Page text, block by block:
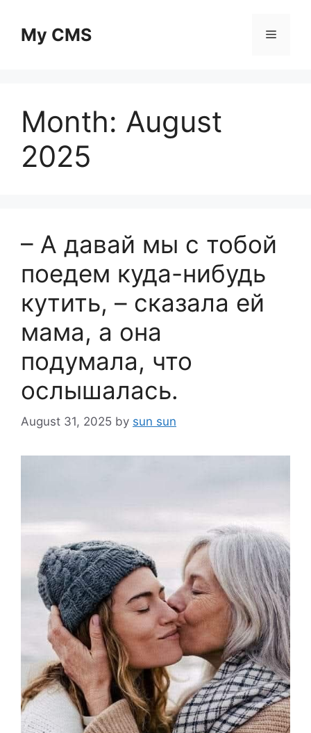
contentMy CMS Menu
Month: August
2025
– А давай мы с тобой
поедем куда-нибудь
кутить, – сказала ей
мама, а она
подумала, что
ослышалась.
August 31, 2025 by sun sun